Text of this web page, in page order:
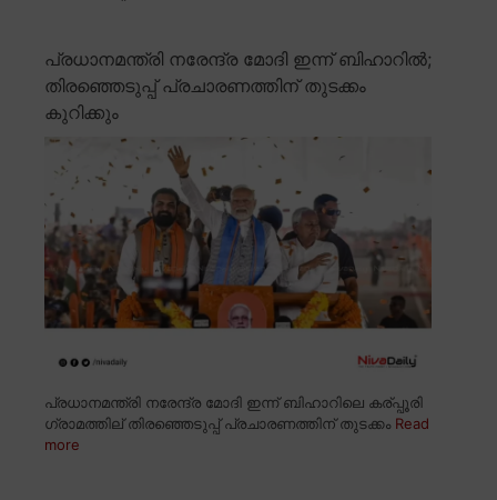
പ്രധാനമന്ത്രി നരേന്ദ്ര മോദി ഇന്ന് ബിഹാറിൽ;
തിരഞ്ഞെടുപ്പ് പ്രചാരണത്തിന് തുടക്കം
കുറിക്കും
പ്രധാനമന്ത്രി നരേന്ദ്ര മോദി ഇന്ന് ബിഹാറിലെ കര്പ്പൂരി
ഗ്രാമത്തില് തിരഞ്ഞെടുപ്പ് പ്രചാരണത്തിന് തുടക്കം Read
more